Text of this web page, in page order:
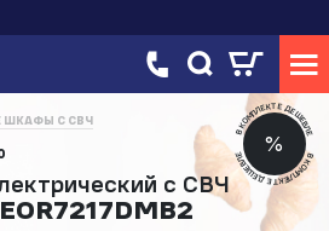
%
В КОМПЛЕКТЕ ДЕШЕВЛЕ
В КОМПЛЕКТЕ ДЕШЕВЛЕ
ШКАФЫ С СВЧ
с СВЧ